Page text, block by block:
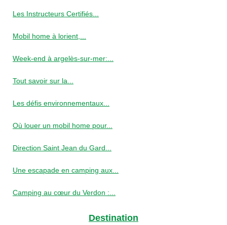
Les Instructeurs Certifiés...
Mobil home à lorient,...
Week-end à argelès-sur-mer:...
Tout savoir sur la...
Les défis environnementaux...
Où louer un mobil home pour...
Direction Saint Jean du Gard...
Une escapade en camping aux...
Camping au cœur du Verdon :...
Destination